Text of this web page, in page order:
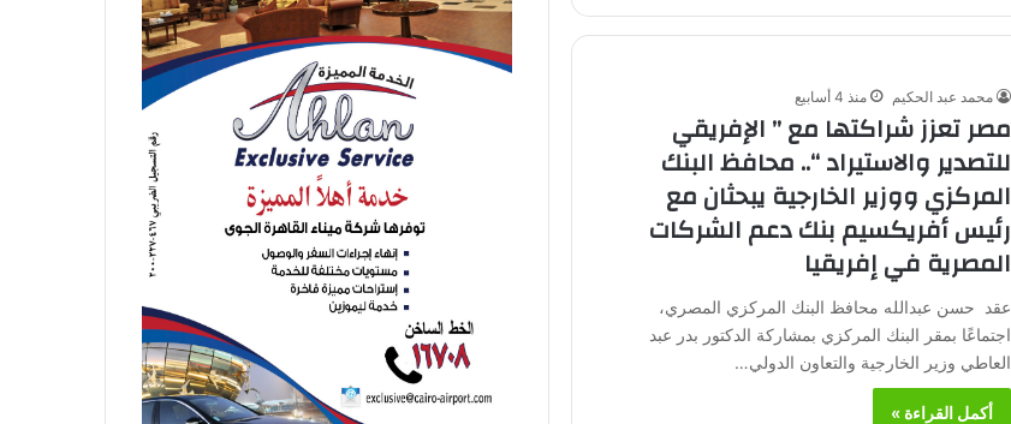
محمد عبد الحكيم منذ 4 أسابيع
مصر تعزز شراكتها مع ” الإفريقي
للتصدير والاستيراد “.. محافظ البنك
المركزي ووزير الخارجية يبحثان مع
رئيس أفريكسيم بنك دعم الشركات
المصرية في إفريقيا
عقد حسن عبدالله محافظ البنك المركزي المصري،
اجتماعًا بمقر البنك المركزي بمشاركة الدكتور بدر عبد
العاطي وزير الخارجية والتعاون الدولي…
أكمل القراءة »